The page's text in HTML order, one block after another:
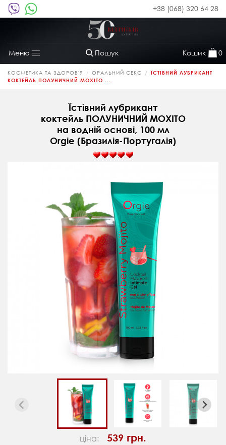
+38 (068) 320 64 28
Пошук Кошик 0
Меню
Toggle
navigation
КОСМЕТИКА ТА ЗДОРОВ'Я ОРАЛЬНИЙ СЕКС
ЇСТІВНИЙ ЛУБРИКАНТ
КОКТЕЙЛЬ ПОЛУНИЧНИЙ МОХІТО ...
Їстівний лубрикант
коктейль ПОЛУНИЧНИЙ МОХІТО
на водній основі, 100 мл
Orgie (Бразилія-Португалія)
ціна: 539 грн.